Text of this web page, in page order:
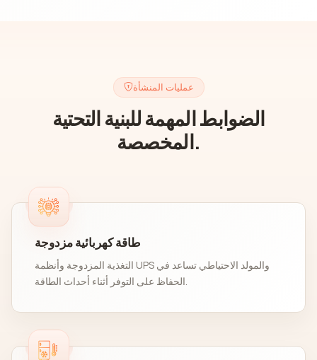
عمليات المنشأة
الضوابط المهمة للبنية التحتية
المخصصة.
طاقة كهربائية مزدوجة
التغذية المزدوجة وأنظمة UPS والمولد الاحتياطي تساعد في
الحفاظ على التوفر أثناء أحداث الطاقة.